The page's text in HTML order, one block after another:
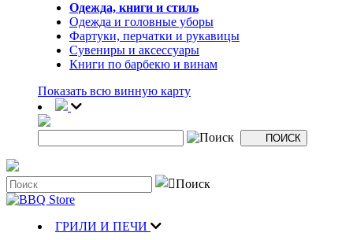
Одежда, книги и стиль
Одежда и головные уборы
Фартуки, перчатки и рукавицы
Сувениры и аксессуары
Книги по барбекю и винам
Показать всю винную карту
ГРИЛИ И ПЕЧИ